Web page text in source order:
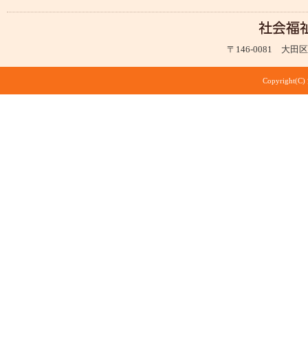
〒146-0081 大田
Copyright(C)